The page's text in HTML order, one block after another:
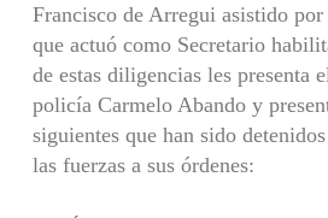
Francisco de Arregui asistido
que actuó como Secretario
de estas diligencias les presenta
policía Carmelo Abando y
siguientes que han sido
las fuerzas a sus órdenes: